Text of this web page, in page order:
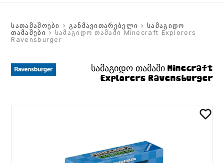
სათამაშოები > განმავითარებელი >სამაგიდო
თამაშები > სამაგიდო თამაში Minecraft Explorers
Ravensburger
სამაგიდო თამაში Minecraft
Explorers Ravensburger